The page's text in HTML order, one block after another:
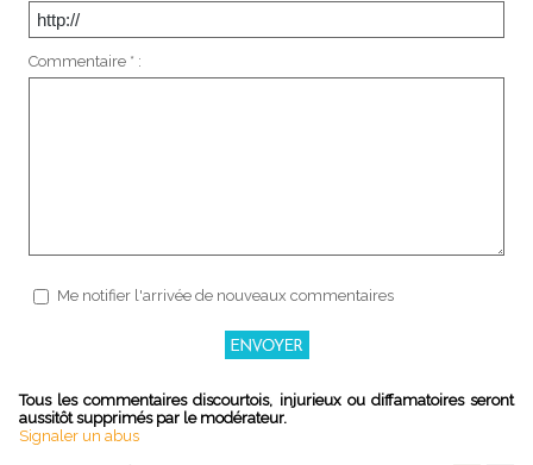
Commentaire * :
Me notifier l'arrivée de nouveaux commentaires
Tous les commentaires discourtois, injurieux ou diffamatoires seront
aussitôt supprimés par le modérateur.
Signaler un abus